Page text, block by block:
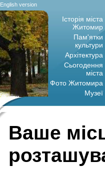
English version
Історія міста
Житомир
Пам'ятки
культури
Архітектура
Сьогодення
міста
Фото Житомира
Музеї
Ваше